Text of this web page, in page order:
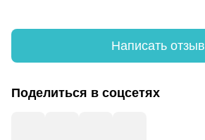
Написать отзыв
Поделиться в соцсетях